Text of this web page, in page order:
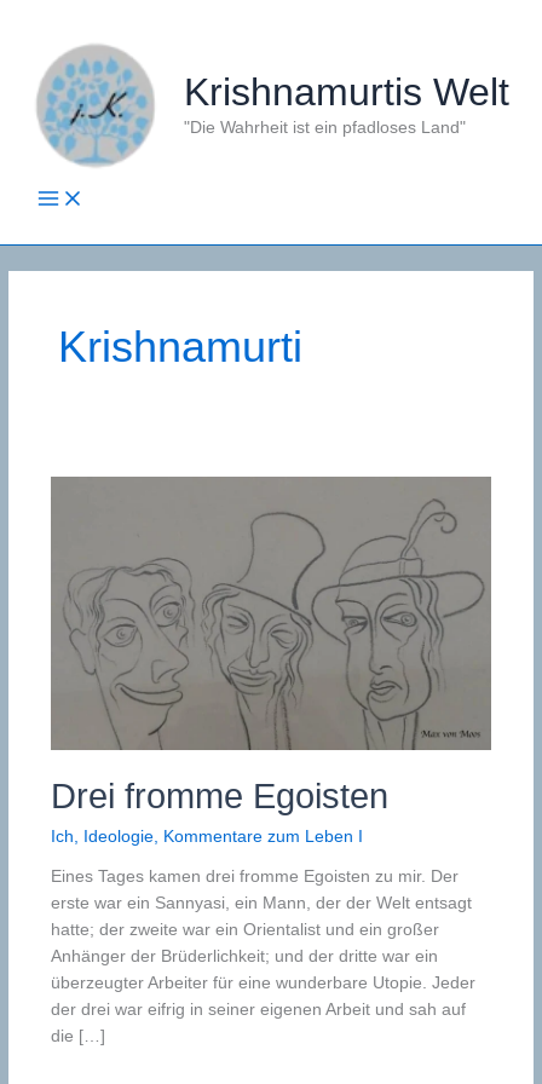
springen
Krishnamurtis Welt
"Die Wahrheit ist ein pfadloses Land"
Krishnamurti
Drei fromme Egoisten
Ich Ideologie, Kommentare zum Leben I
Eines Tages kamen drei fromme Egoisten zu mir. Der
erste war ein Sannyasi, ein Mann, der der Welt entsagt
hatte; der zweite war ein Orientalist und ein großer
Anhänger der Brüderlichkeit; und der dritte war ein
überzeugter Arbeiter für eine wunderbare Utopie. Jeder
der drei war eifrig in seiner eigenen Arbeit und sah auf
die […]